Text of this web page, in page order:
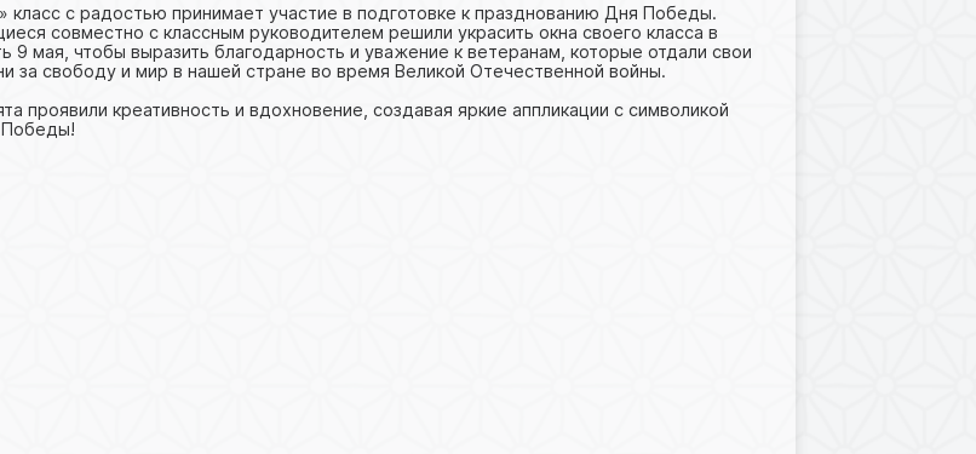
класс с радостью принимает участие в подготовке к празднованию Дня Победы.
совместно с классным руководителем решили украсить окна своего класса в
9 мая, чтобы выразить благодарность и уважение к ветеранам, которые отдали свои
за свободу и мир в нашей стране во время Великой Отечественной войны.
проявили креативность и вдохновение, создавая яркие аппликации с символикой